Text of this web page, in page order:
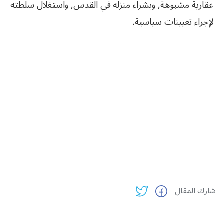
عقارية مشبوهة, وبشراء منزله في القدس, واستغلال سلطته
لإجراء تعيينات سياسية.
شارك المقال